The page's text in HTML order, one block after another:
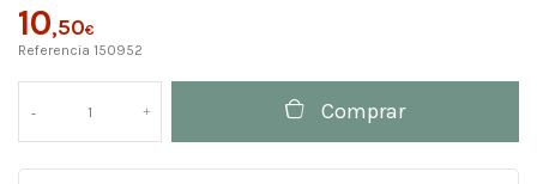
10,50€
Referencia 150952
Comprar